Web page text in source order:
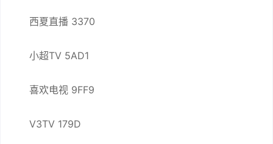
西夏直播 3370
小超TV 5AD1
喜欢电视 9FF9
V3TV 179D